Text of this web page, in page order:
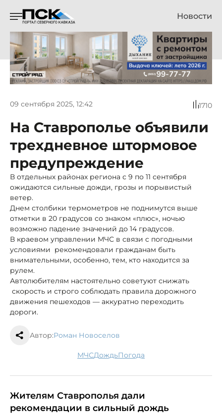
Новости
09 сентября 2025, 12:42 1710
На Ставрополье объявили
трехдневное штормовое
предупреждение
В отдельных районах региона с 9 по 11 сентября
ожидаются сильные дожди, грозы и порывистый
ветер.
Днем столбики термометров не поднимутся выше
отметки в 20 градусов со знаком «плюс», ночью
возможно падение значений до 14 градусов.
В краевом управлении МЧС в связи с погодными
условиями рекомендовали гражданам быть
внимательными, особенно, тем, кто находится за
рулем.
Автолюбителям настоятельно советуют снижать
скорость и строго соблюдать правила дорожного
движения пешеходов — аккуратно переходить
дороги.
Автор:Роман Новоселов
МЧС дождь погода
Жителям Ставрополья дали
рекомендации в сильный дождь